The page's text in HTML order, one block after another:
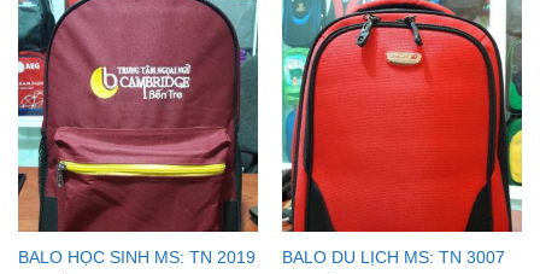
BALO HỌC SINH MS: TN 2019
BALO DU LỊCH MS: TN 3007